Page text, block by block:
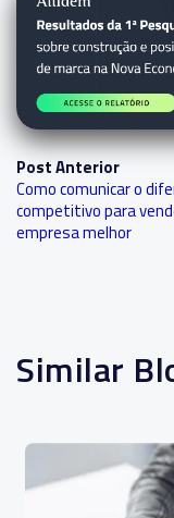
Post Anterior
Como comunicar o
competitivo para
empresa melhor
Similar